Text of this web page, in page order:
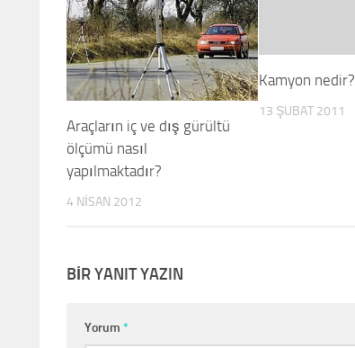
Araçların iç ve dış gürültü
ölçümü nasıl
yapılmaktadır?
4 NISAN 2012
Kamyon nedir?
13 ŞUBAT 2011
BIR YANIT YAZIN
Yorum *